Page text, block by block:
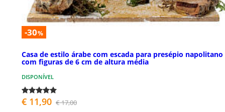
-30%
Casa de estilo árabe com escada para presépio napolitano
com figuras de 6 cm de altura média
DISPONÍVEL
€ 11,90 € 17,00